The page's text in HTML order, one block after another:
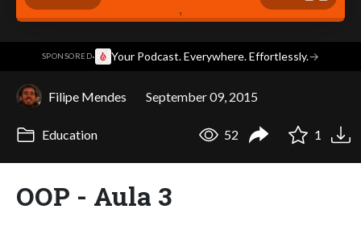
SPONSORED· Your Podcast. Everywhere. Effortlessly.→
Filipe Mendes September 09, 2015
Education 52 1
OOP - Aula 3